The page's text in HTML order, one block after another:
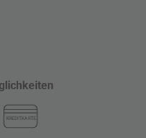
KREDITKARTE